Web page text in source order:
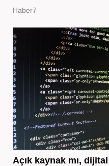
Haber7
Açık kaynak mı, dijital